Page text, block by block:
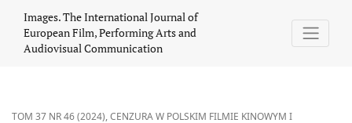
Images. The International Journal of
European Film, Performing Arts and
Audiovisual Communication
TOM 37 NR 46 (2024),CENZURA W POLSKIM FILMIE KINOWYM I